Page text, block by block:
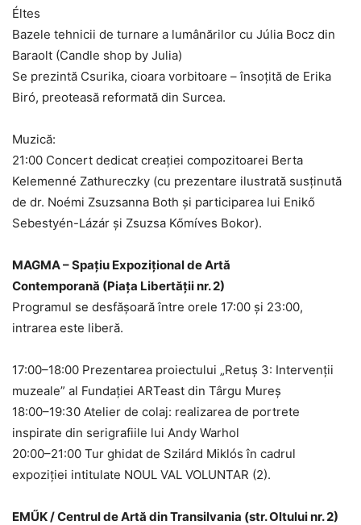
Éltes
Bazele tehnicii de turnare a lumânărilor cu Júlia Bocz din
Baraolt (Candle shop by Julia)
Se prezintă Csurika, cioara vorbitoare – însoțită de Erika
Biró, preoteasă reformată din Surcea.
Muzică:
​21:00 Concert dedicat creației compozitoarei Berta
Kelemenné Zathureczky (cu prezentare ilustrată susținută
de dr. Noémi Zsuzsanna Both și participarea lui Enikő
Sebestyén-Lázár și Zsuzsa Kőmíves Bokor).
MAGMA – Spațiu Expozițional de Artă
Contemporană (Piața Libertății nr. 2)
Programul se desfășoară între orele 17:00 și 23:00,
intrarea este liberă.
17:00–18:00 Prezentarea proiectului „Retuș 3: Intervenții
muzeale” al Fundației ARTeast din Târgu Mureș
​18:00–19:30 Atelier de colaj: realizarea de portrete
inspirate din serigrafiile lui Andy Warhol
​20:00–21:00 Tur ghidat de Szilárd Miklós în cadrul
expoziției intitulate NOUL VAL VOLUNTAR (2).
EMŰK / Centrul de Artă din Transilvania (str. Oltului nr. 2)